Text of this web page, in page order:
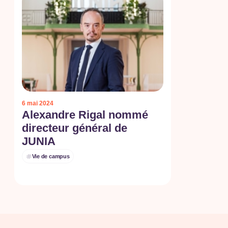
6 mai 2024
Alexandre Rigal nommé
directeur général de
JUNIA
Vie de campus